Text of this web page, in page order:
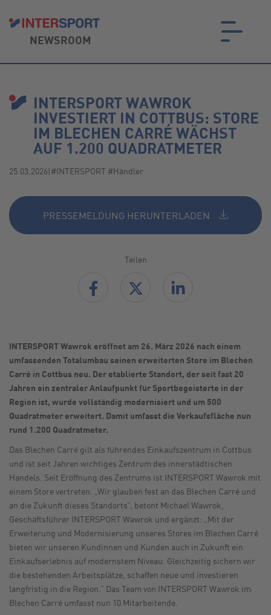
NEWSROOM
INTERSPORT WAWROK
INVESTIERT IN COTTBUS: STORE
IM BLECHEN CARRÉ WÄCHST
AUF 1.200 QUADRATMETER
25.03.2026|#INTERSPORT #Händler
PRESSEMELDUNG HERUNTERLADEN
Teilen
INTERSPORT Wawrok eröffnet am 26. März 2026 nach einem
umfassenden Totalumbau seinen erweiterten Store im Blechen
Carré in Cottbus neu. Der etablierte Standort, der seit fast 20
Jahren ein zentraler Anlaufpunkt für Sportbegeisterte in der
Region ist, wurde vollständig modernisiert und um 500
Quadratmeter erweitert. Damit umfasst die Verkaufsfläche nun
rund 1.200 Quadratmeter.
Das Blechen Carré gilt als führendes Einkaufszentrum in Cottbus
und ist seit Jahren wichtiges Zentrum des innerstädtischen
Handels. Seit Eröffnung des Zentrums ist INTERSPORT Wawrok mit
einem Store vertreten. „Wir glauben fest an das Blechen Carré und
an die Zukunft dieses Standorts”, betont Michael Wawrok,
Geschäftsführer INTERSPORT Wawrok und ergänzt: „Mit der
Erweiterung und Modernisierung unseres Stores im Blechen Carré
bieten wir unseren Kundinnen und Kunden auch in Zukunft ein
Einkaufserlebnis auf modernstem Niveau. Gleichzeitig sichern wir
die bestehenden Arbeitsplätze, schaffen neue und investieren
langfristig in die Region.” Das Team von INTERSPORT Wawrok im
Blechen Carré umfasst nun 10 Mitarbeitende.